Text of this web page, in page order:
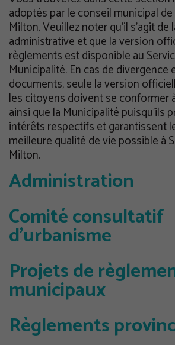
adoptés par le conseil municipal
Milton. Veuillez noter qu’il s’agit de
administrative et que la version
règlements est disponible au
Municipalité. En cas de divergence
documents, seule la version
les citoyens doivent se conformer
ainsi que la Municipalité puisqu’ils
intérêts respectifs et garantissent
meilleure qualité de vie possible à
Milton.
Administration
Comité consultatif
d’urbanisme
Projets de
municipaux
Règlements